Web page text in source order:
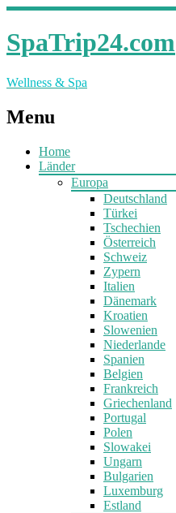
SpaTrip24.com
Wellness & Spa
Menu
Home
Länder
Europa
Deutschland
Türkei
Tschechien
Österreich
Schweiz
Zypern
Italien
Dänemark
Kroatien
Slowenien
Niederlande
Spanien
Belgien
Frankreich
Griechenland
Portugal
Polen
Slowakei
Ungarn
Bulgarien
Luxemburg
Estland